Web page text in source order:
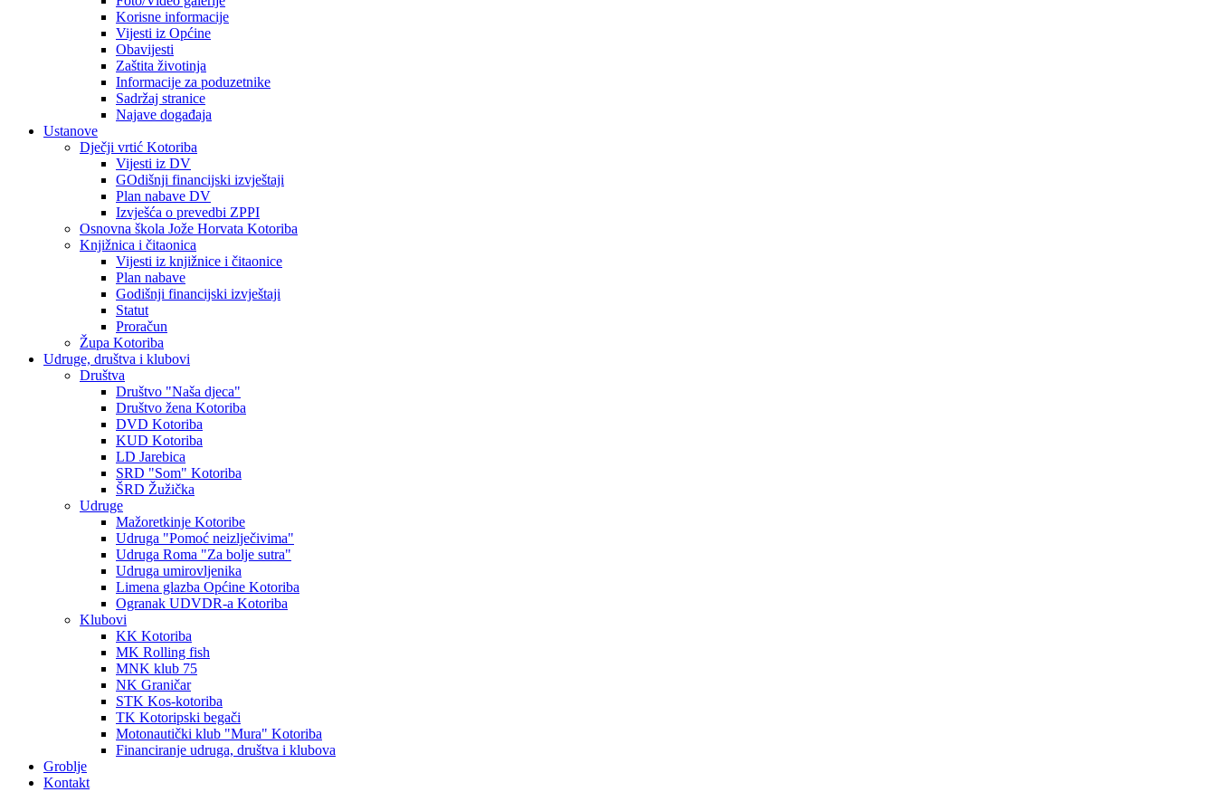
Korisne informacije
Vijesti iz Općine
Obavijesti
Zaštita životinja
Informacije za poduzetnike
Sadržaj stranice
Najave događaja
Ustanove
Dječji vrtić Kotoriba
Vijesti iz DV
GOdišnji financijski izvještaji
Plan nabave DV
Izvješća o prevedbi ZPPI
Osnovna škola Jože Horvata Kotoriba
Knjižnica i čitaonica
Vijesti iz knjižnice i čitaonice
Plan nabave
Godišnji financijski izvještaji
Statut
Proračun
Župa Kotoriba
Udruge, društva i klubovi
Društva
Društvo "Naša djeca"
Društvo žena Kotoriba
DVD Kotoriba
KUD Kotoriba
LD Jarebica
SRD "Som" Kotoriba
ŠRD Žužička
Udruge
Mažoretkinje Kotoribe
Udruga "Pomoć neizlječivima"
Udruga Roma "Za bolje sutra"
Udruga umirovljenika
Limena glazba Općine Kotoriba
Ogranak UDVDR-a Kotoriba
Klubovi
KK Kotoriba
MK Rolling fish
MNK klub 75
NK Graničar
STK Kos-kotoriba
TK Kotoripski begači
Motonautički klub "Mura" Kotoriba
Financiranje udruga, društva i klubova
Groblje
Kontakt